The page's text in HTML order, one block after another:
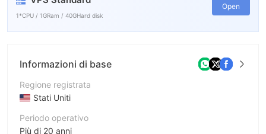
1*CPU / 1GRam / 40GHard disk
Open
Informazioni di base
Regione registrata
Stati Uniti
Periodo operativo
Più di 20 anni